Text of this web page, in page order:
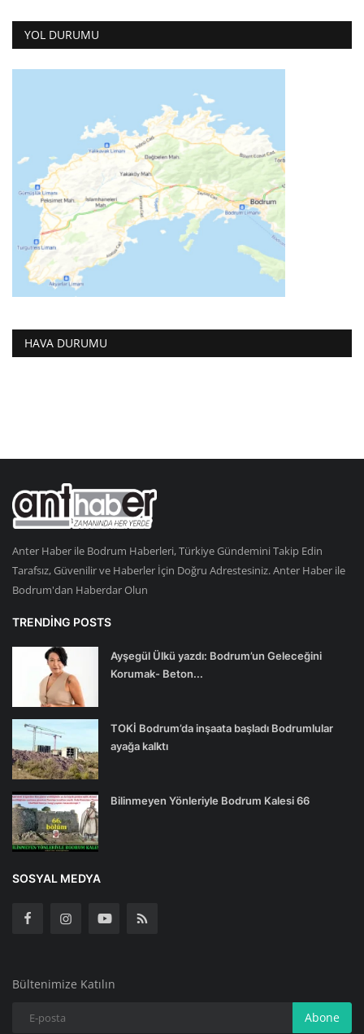
YOL DURUMU
HAVA DURUMU
Anter Haber ile Bodrum Haberleri, Türkiye Gündemini Takip Edin
Tarafsız, Güvenilir ve Haberler İçin Doğru Adrestesiniz. Anter Haber ile
Bodrum'dan Haberdar Olun
TRENDING POSTS
Ayşegül Ülkü yazdı: Bodrum’un Geleceğini
Korumak- Beton...
TOKİ Bodrum’da inşaata başladı Bodrumlular
ayağa kalktı
Bilinmeyen Yönleriyle Bodrum Kalesi 66
SOSYAL MEDYA
Bültenimize Katılın
Abone